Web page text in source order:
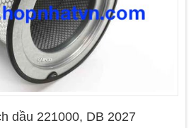
dầu 221000, DB 2027